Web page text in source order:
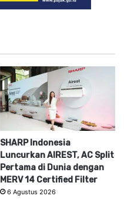
SHARP Indonesia
Luncurkan AIREST, AC Split
Pertama di Dunia dengan
MERV 14 Certified Filter
6 Agustus 2026